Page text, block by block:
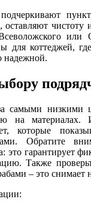
чистоту
или
для коттеджей,
надежной.
самыми низкими
на
которые
Обратите
это гарантирует
Также
– это снимает